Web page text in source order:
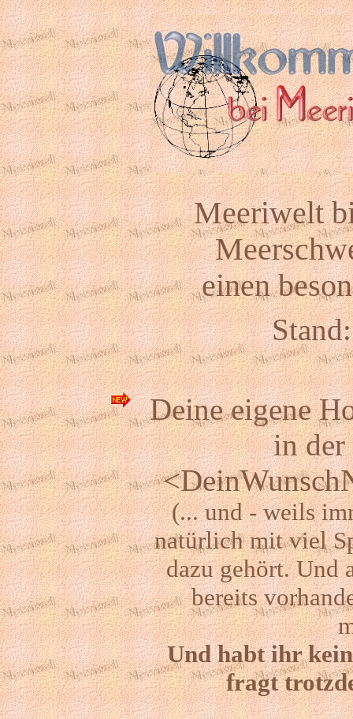
Meeriwelt
einen
Deineeigene
in
(... und - weils
natürlich mit viel
dazu gehört. Und
bereits
Und habt ihr
fragt